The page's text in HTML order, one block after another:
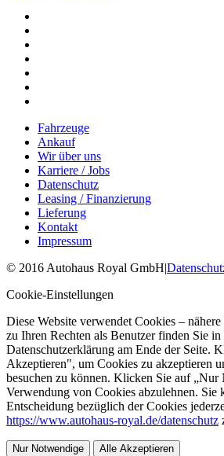
Fahrzeuge
Ankauf
Wir über uns
Karriere / Jobs
Datenschutz
Leasing / Finanzierung
Lieferung
Kontakt
Impressum
© 2016 Autohaus Royal GmbH|
Cookie-Einstellungen
Diese Website verwendet Cookies –
zu Ihren Rechten als Benutzer finden Sie in
Datenschutzerklärung am Ende der Seite.
Akzeptieren", um Cookies zu akzeptieren
besuchen zu können. Klicken Sie auf
Verwendung von Cookies abzulehnen. Sie
Entscheidung bezüglich der Cookies
https://www.autohaus-royal.de/datenschutz
Nur Notwendige Alle Akzeptieren